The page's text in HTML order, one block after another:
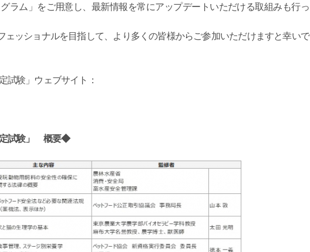
ラム」をご用意し、最新情報を常にアップデートいただける取組みも行っ
ッショナルを目指して、より多くの皆様からご参加いただけますと幸いで
試験」ウェブサイト：
定試験」 概要◆